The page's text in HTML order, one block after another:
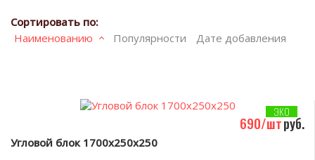
Сортировать по:
Наименованию
Популярности Дате добавления
ЭКО
690/штруб.
Угловой блок 1700х250х250